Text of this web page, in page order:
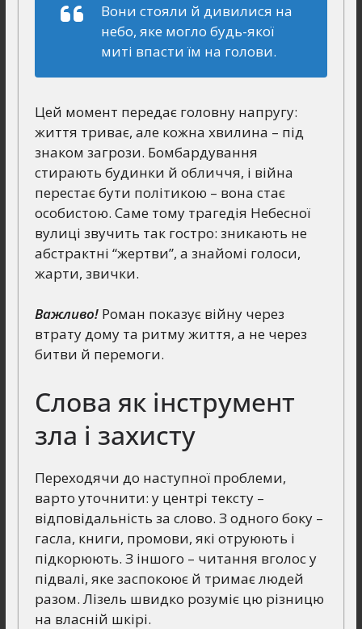
Вони стояли й дивилися на
небо, яке могло будь-якої
миті впасти їм на голови.
Цей момент передає головну напругу:
життя триває, але кожна хвилина – під
знаком загрози. Бомбардування
стирають будинки й обличчя, і війна
перестає бути політикою – вона стає
особистою. Саме тому трагедія Небесної
вулиці звучить так гостро: зникають не
абстрактні “жертви”, а знайомі голоси,
жарти, звички.
Важливо!Роман показує війну через
втрату дому та ритму життя, а не через
битви й перемоги.
Слова як інструмент
зла і захисту
Переходячи до наступної проблеми,
варто уточнити: у центрі тексту –
відповідальність за слово. З одного боку –
гасла, книги, промови, які отруюють і
підкорюють. З іншого – читання вголос у
підвалі, яке заспокоює й тримає людей
разом. Лізель швидко розуміє цю різницю
на власній шкірі.